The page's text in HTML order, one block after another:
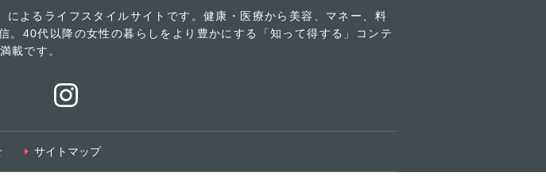
よるライフスタイルサイトです。健康・医療から美容、マネー、料
40代以降の女性の暮らしをより豊かにする「知って得する」コンテ
載です。
サイトマップ